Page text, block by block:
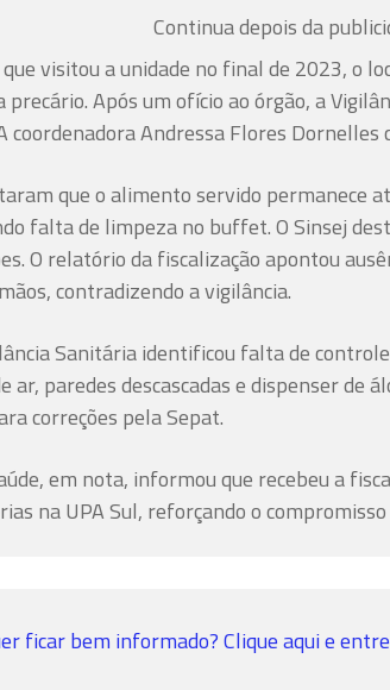
Continua depois da
visitou a unidade no final de 2023, o
Após um ofício ao órgão, a
coordenadora Andressa Flores
que o alimento servido permanece
falta de limpeza no buffet. O Sinsej
O relatório da fiscalização apontou
contradizendo a vigilância.
Sanitária identificou falta de
ar, paredes descascadas e dispenser de
correções pela Sepat.
em nota, informou que recebeu a
na UPA Sul, reforçando o
ficar bem informado? Clique aqui e